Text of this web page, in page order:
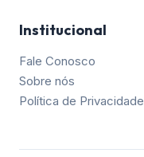
Institucional
Fale Conosco
Sobre nós
Política de Privacidade